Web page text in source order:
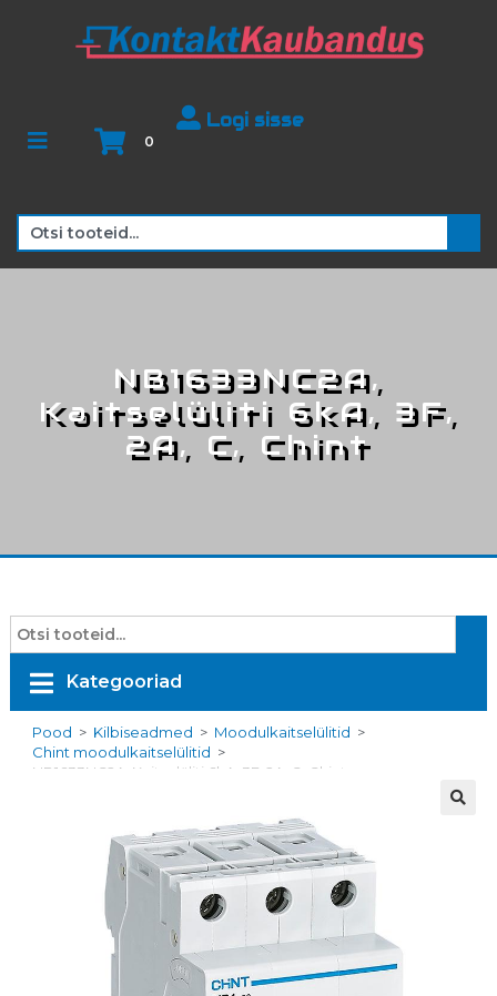
0
Logi sisse
NB1633NC2A,
Kaitselüliti 6kA, 3F,
2A, C, Chint
Kategooriad
Pood > Kilbiseadmed > Moodulkaitselülitid >
Chint moodulkaitselülitid >
NB1633NC2A, Kaitselüliti 6kA, 3F, 2A, C, Chint